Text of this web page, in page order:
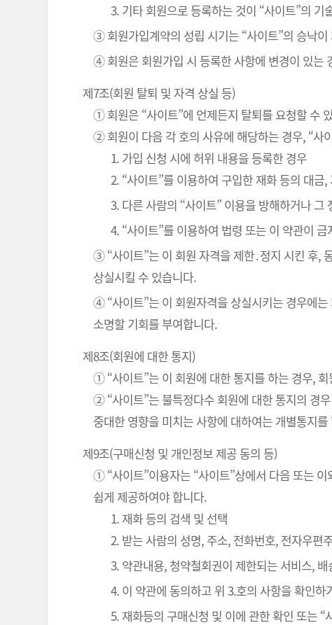
3. 기타 회원으로 등록하는 것이 “사이트”의
③ 회원가입계약의 성립 시기는 “사이트”의 승낙
④ 회원은 회원가입 시 등록한 사항에 변경이 있는
제7조(회원 탈퇴 및 자격 상실 등)
① 회원은 “사이트”에 언제든지 탈퇴를 요청할 수
② 회원이 다음 각 호의 사유에 해당하는 경우, “사
1. 가입 신청 시에 허위 내용을 등록한 경우
2. “사이트”를 이용하여 구입한 재화 등의 대
3. 다른 사람의 “사이트” 이용을 방해하거나
4. “사이트”를 이용하여 법령 또는 이 약관이
③ “사이트”는 이 회원 자격을 제한․정지 시킨 후,
상실시킬 수 있습니다.
④ “사이트”는 이 회원자격을 상실시키는 경우에
소명할 기회를 부여합니다.
제8조(회원에 대한 통지)
① “사이트”는 이 회원에 대한 통지를 하는 경우,
② “사이트”는 불특정다수 회원에 대한 통지의 경
중대한 영향을 미치는 사항에 대하여는 개별통지를
제9조(구매신청 및 개인정보 제공 동의 등)
① “사이트”이용자는 “사이트”상에서 다음 또는
쉽게 제공하여야 합니다.
1. 재화 등의 검색 및 선택
2. 받는 사람의 성명, 주소, 전화번호, 전자우편
3. 약관내용, 청약철회권이 제한되는 서비스,
4. 이 약관에 동의하고 위 3.호의 사항을 확인
5. 재화등의 구매신청 및 이에 관한 확인 또는 “